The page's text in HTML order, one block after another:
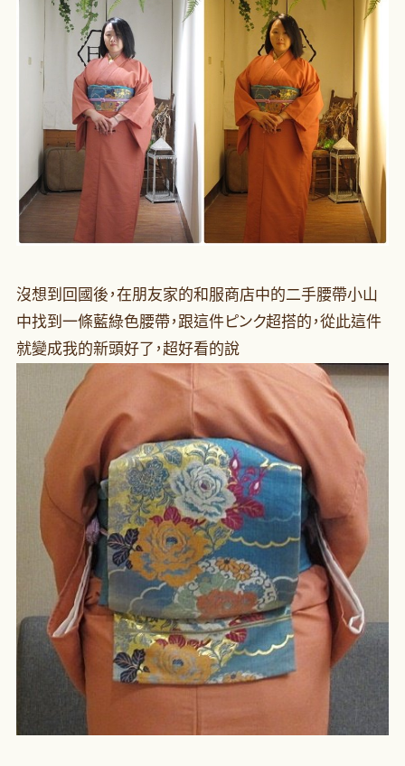
沒想到回國後，在朋友家的和服商店中的二手腰帶小山
中找到一條藍綠色腰帶，跟這件ピンク超搭的，從此這件
就變成我的新頭好了，超好看的說